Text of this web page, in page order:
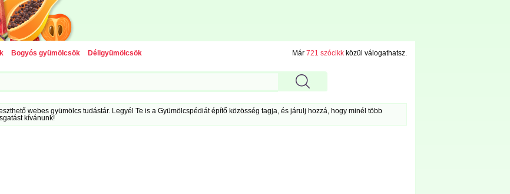
Bogyós gyümölcsök Déligyümölcsök Már 721 szócikkközül válogathatsz.
webes gyümölcs tudástár. Legyél Te is a Gyümölcspédiát építő közösség tagja, és járulj hozzá, hogy minél több
kívánunk!